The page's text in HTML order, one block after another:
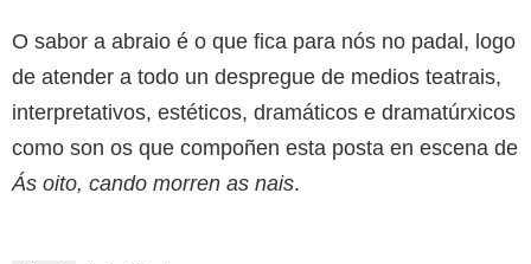
O sabor a abraio é o que fica para nós no padal, logo
de atender a todo un despregue de medios teatrais,
interpretativos, estéticos, dramáticos e dramatúrxicos
como son os que compoñen esta posta en escena de
Ás oito, cando morren as nais.